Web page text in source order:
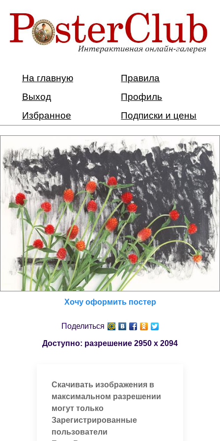
На главную
Правила
Выход
Профиль
Избранное
Подписки и цены
Хочу оформить постер
Поделиться
Доступно: разрешение 2950 x 2094
Скачивать изображения в
максимальном разрешении
могут только
Зарегистрированные
пользователи